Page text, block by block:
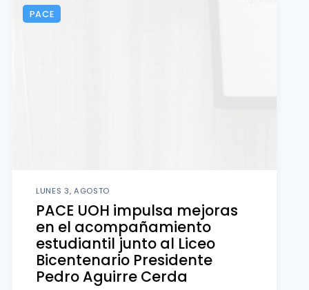
PACE
LUNES 3, AGOSTO
PACE UOH impulsa mejoras
en el acompañamiento
estudiantil junto al Liceo
Bicentenario Presidente
Pedro Aguirre Cerda